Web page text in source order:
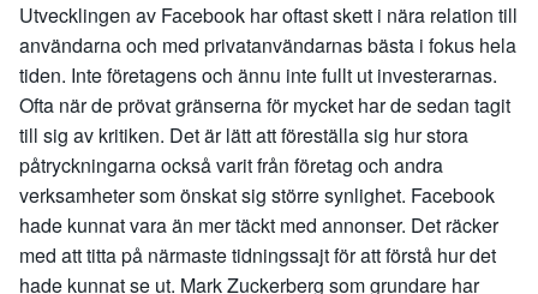
Utvecklingen av Facebook har oftast skett i nära relation till
användarna och med privatanvändarnas bästa i fokus hela
tiden. Inte företagens och ännu inte fullt ut investerarnas.
Ofta när de prövat gränserna för mycket har de sedan tagit
till sig av kritiken. Det är lätt att föreställa sig hur stora
påtryckningarna också varit från företag och andra
verksamheter som önskat sig större synlighet. Facebook
hade kunnat vara än mer täckt med annonser. Det räcker
med att titta på närmaste tidningssajt för att förstå hur det
hade kunnat se ut. Mark Zuckerberg som grundare har